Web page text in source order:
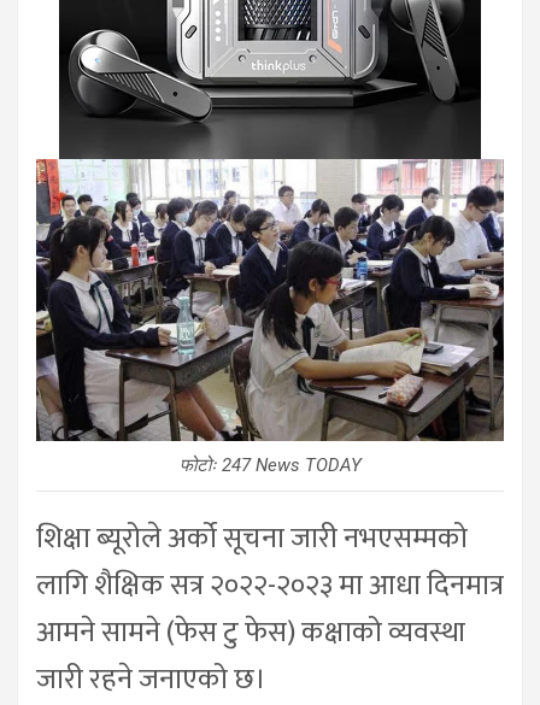
फोटोः 247 News TODAY
शिक्षा ब्यूरोले अर्को सूचना जारी नभएसम्मको
लागि शैक्षिक सत्र २०२२-२०२३ मा आधा दिनमात्र
आमने सामने (फेस टु फेस) कक्षाको व्यवस्था
जारी रहने जनाएको छ।